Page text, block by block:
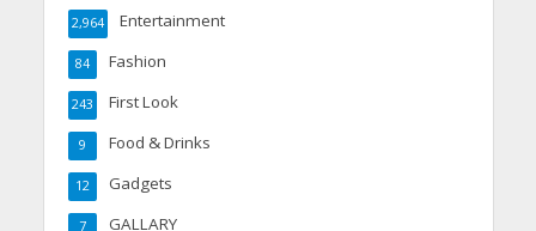
Entertainment
2,964
Fashion
84
First Look
243
Food & Drinks
9
Gadgets
12
GALLARY
7